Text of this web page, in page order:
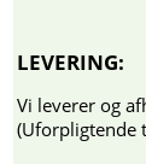
LEVERING:
Vi leverer og
(Uforpligtende